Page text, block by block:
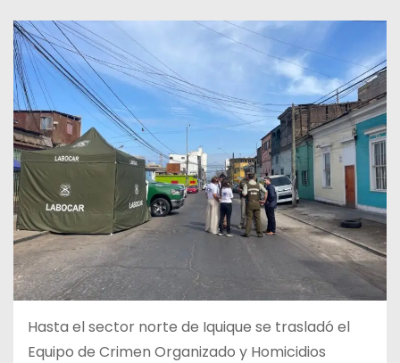
Hasta el sector norte de Iquique se trasladó el
Equipo de Crimen Organizado y Homicidios